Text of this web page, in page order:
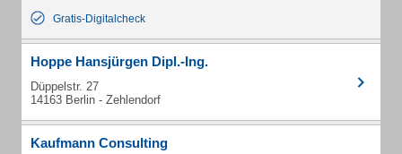
Gratis-Digitalcheck
Hoppe Hansjürgen Dipl.-Ing.
Düppelstr. 27
14163 Berlin - Zehlendorf
Kaufmann Consulting